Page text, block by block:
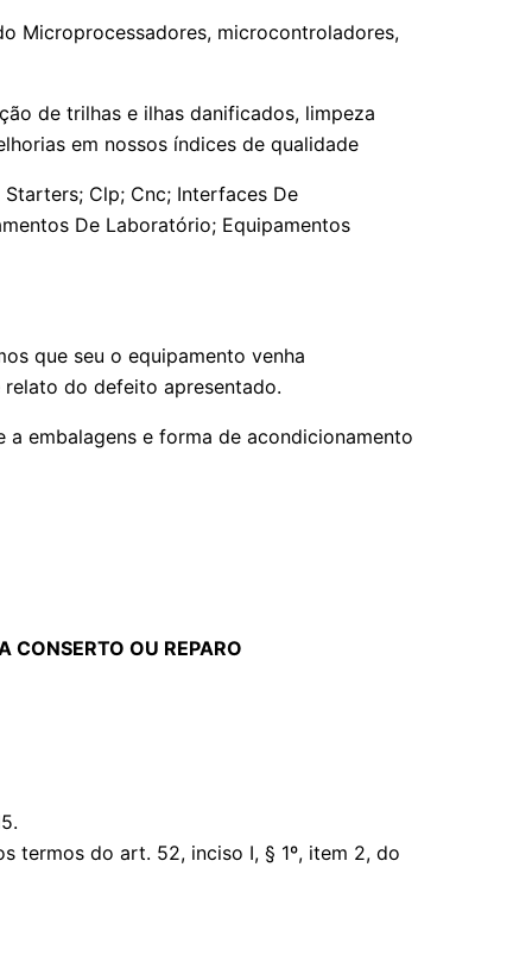
Microprocessadores, microcontroladores,
de trilhas e ilhas danificados, limpeza
em nossos índices de qualidade
Clp; Cnc; Interfaces De
De Laboratório; Equipamentos
que seu o equipamento venha
do defeito apresentado.
embalagens e forma de acondicionamento
CONSERTO OU REPARO
termos do art. 52, inciso I, § 1º, item 2, do